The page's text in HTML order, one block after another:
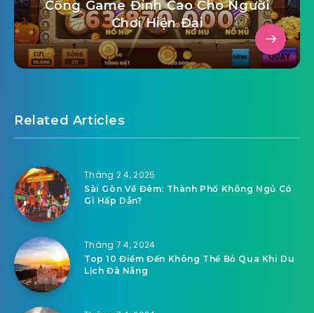
Cổng Game Đỉnh Cao Cho Người
Chơi Hiện Đại
Related Articles
Tháng 2 4, 2025
Sài Gòn Về Đêm: Thành Phố Không Ngủ Có
Gì Hấp Dẫn?
Tháng 7 4, 2024
Top 10 Điểm Đến Không Thể Bỏ Qua Khi Du
Lịch Đà Nẵng